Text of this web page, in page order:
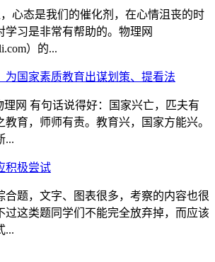
心态是我们的催化剂，在心情沮丧的时
学习是非常有帮助的。物理网
）的...
为国家素质教育出谋划策、提看法
理网 有句话说得好：国家兴亡，匹夫有
育，师师有责。教育兴，国家方能兴。
...
积极尝试
合题，文字、图表很多，考察的内容也很
过这类题同学们不能完全放弃掉，而应该
...